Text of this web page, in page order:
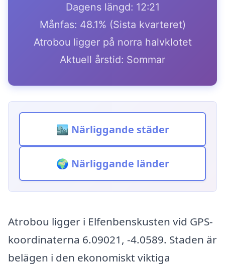
Dagens längd: 12:21
Månfas: 48.1% (Sista kvarteret)
Atrobou ligger på norra halvklotet
Aktuell årstid: Sommar
🏙️ Närliggande städer
🌍 Närliggande länder
Atrobou ligger i Elfenbenskusten vid GPS-
koordinaterna 6.09021, -4.0589. Staden är
belägen i den ekonomiskt viktiga